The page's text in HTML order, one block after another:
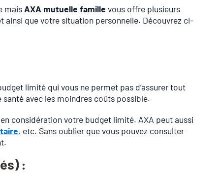
mais AXA mutuelle famille vous offre plusieurs
que votre situation personnelle. Découvrez ci-
limité qui vous ne permet pas d’assurer tout
santé avec les moindres coûts possible.
considération votre budget limité. AXA peut aussi
, etc. Sans oublier que vous pouvez consulter
: